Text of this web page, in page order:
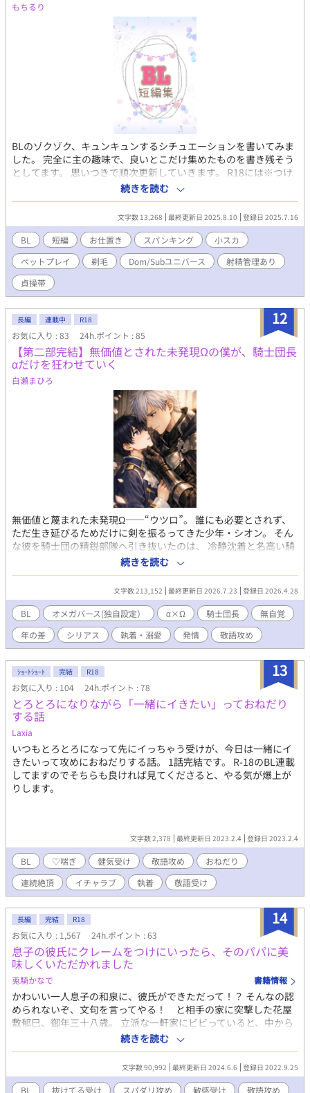
もちるり
BLのゾクゾク、キュンキュンするシチュエーションを書いてみま
した。 完全に主の趣味で、良いとこだけ集めたものを書き残そう
としてます。 思いつきで順次更新していきます。 R18には※つけ
ます こういうの初なのでお手柔らかに〜…！ 《地雷避けに大まか
な要素書いておきます》 ☆ 2人の約束（穏やかDom×誘惑に弱い
Sub） 雄大×秋良 ［スパンキング］ ☆ ポンコツ犬の飼い主（敬
語攻め×元遊び人） 健×流星 ［ペットプレイ/小スカ/剃毛］ ☆ 籠
の中の雀（所有欲の強い溺愛攻め×恋愛初心者） 大和×雲雀 ［射
精管理/貞操帯/快楽責め］
続きを読む
文字数 13,268 最終更新日 2025.8.10 登録日 2025.7.16
BL 短編 お仕置き スパンキング
小スカ
ペットプレイ
剃毛 Dom/Subユニバース
射精管理あり
貞操帯
12
長編 連載中 R18
お気に入り : 83 24h.ポイント : 85
【第二部完結】無価値とされた未発現Ωの僕が、騎士団長
αだけを狂わせていく
白瀬まひろ
無価値と蔑まれた未発現Ω――“ウツロ”。 誰にも必要とされず、
ただ生き延びるためだけに剣を振るってきた少年・シオン。 そん
な彼を騎士団の精鋭部隊へ引き抜いたのは、 冷静沈着と名高い騎
士団長α、アルヴィンだった。 精鋭部隊での日々。 初めて向けら
れる、恐怖ではない視線。 仲間と過ごす穏やかな時間。 そして、
誰よりも優しく、誰よりも孤独な騎士団長へ。 シオンは、知らぬ
間に恋をする。 ――その想いが、 触れられた瞬間、身体を変えて
しまうとも知らずに。 誰にも反応しなかったはずの身体は、 騎士
団長にだけ、甘く熱を求めてしまう。 理性で抗おうとする騎士団
長αと、 無自覚のままそのすべてを狂わせていく未発現Ω。 触れて
はいけない。 それでも、もう離れられない。 これは、 理性も運
命も越えて惹かれ合う、 不器用で切実な二人の愛の物語。 ～第二
部 王都編～ 騎士団長アルヴィンと想いを通わせ、 ようやく自分
の居場所を見つけたシオン。 しかし、王都で待っていたのは、
“ウツロ”に隠された過去と、 二人を引き裂こうとする残酷な現実
だった。 王家に秘匿された歴史。 王宮の地下書庫に眠る禁書。
そして二百年ぶりに発現したウツロとして、 シオンは王太子の思
惑に巻き込まれていく。 守ると誓ったはずなのに、 その手は、届
かない。 明かされていくウツロの真実。 シオンを守るためなら、
すべてを失っても構わないと願ってしまう自分。 失いたくないと
願うほど、 冷静で理性的だった騎士団長αは、 ただ“守る者”では
いられなくなっていく。 守るためではなく、 共に生きるために。
く、ただ一人の伴侶になっていく物語。 ⸻ ※5/26 第一部完
結(後日談完結済) ※7/15 第二部完結しました！ありがとうござい
ました！(後日談完結済) ※第三部プロット執筆中 ※スピンオフ作
品、たくさんあります ※表紙に生成AIを使用しています
続きを読む
文字数 213,152 最終更新日 2026.7.23 登録日 2026.4.28
BL オメガバース(独自設定） α×Ω 騎士団長
無自覚
年の差
シリアス 執着・溺愛 発情 敬語攻め
13
ｼｮｰﾄｼｮｰﾄ 完結 R18
お気に入り : 104 24h.ポイント : 78
とろとろになりながら「一緒にイきたい」っておねだり
する話
Laxia
いつもとろとろになって先にイっちゃう受けが、今日は一緒にイ
きたいって攻めにおねだりする話。 1話完結です。 R-18のBL連載
してますのでそちらも良ければ見てくださると、やる気が爆上が
りします。
文字数 2,378 最終更新日 2023.2.4 登録日 2023.2.4
BL ♡喘ぎ 健気受け 敬語攻め
おねだり
連続絶頂
イチャラブ 執着 敬語受け
14
長編 完結 R18
お気に入り : 1,567 24h.ポイント : 63
息子の彼氏にクレームをつけにいったら、そのパパに美
味しくいただかれました
兎騎かなで 書籍情報
かわいい一人息子の和泉に、彼氏ができただって！？ そんなの認
められないぞ、文句を言ってやる！ と相手の家に突撃した花屋
敷郁巳、御年三十八歳。 立派な一軒家にビビっていると、中から
出てきたのはメガネをかけた、知的な美形おじさん……森栄巽だ
った。 「郁巳さん、私達も息子達のように、仲良くなれると思い
ませんか？」 「思いませんが！？ や、やめてどこ触ってっ、っ
あ、あぁーっ！」 というような内容のお話です。 抜けてる受け
が、顔よし地位あり体よしと三拍子揃った、イケオジスパダリ攻
続きを読む
文字数 90,992 最終更新日 2024.6.6 登録日 2022.9.25
BL 抜けてる受け スパダリ攻め 敏感受け 敬語攻め